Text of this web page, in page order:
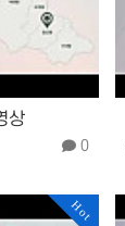
상
0
Hot